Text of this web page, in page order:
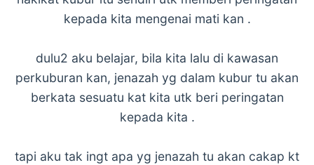
kepada kita mengenai mati kan .
dulu2 aku belajar, bila kita lalu di kawasan
perkuburan kan, jenazah yg dalam kubur tu akan
berkata sesuatu kat kita utk beri peringatan
kepada kita .
tapi aku tak ingt apa yg jenazah tu akan cakap kt